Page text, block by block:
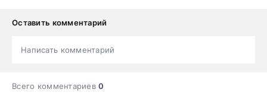
Оставить комментарий
Написать комментарий
Всего комментариев0